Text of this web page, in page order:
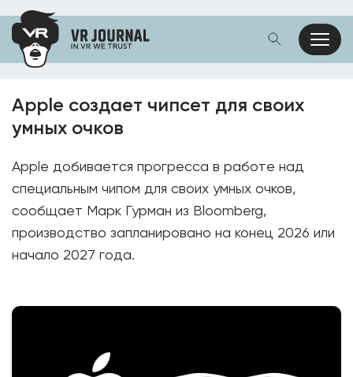
Apple создает чипсет для своих
умных очков
Apple добивается прогресса в работе над
специальным чипом для своих умных очков,
сообщает Марк Гурман из Bloomberg,
производство запланировано на конец 2026 или
начало 2027 года.